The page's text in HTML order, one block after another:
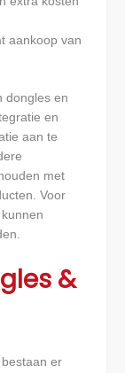
aankoop van
dongles en
en
aan te
met
Voor
&
er